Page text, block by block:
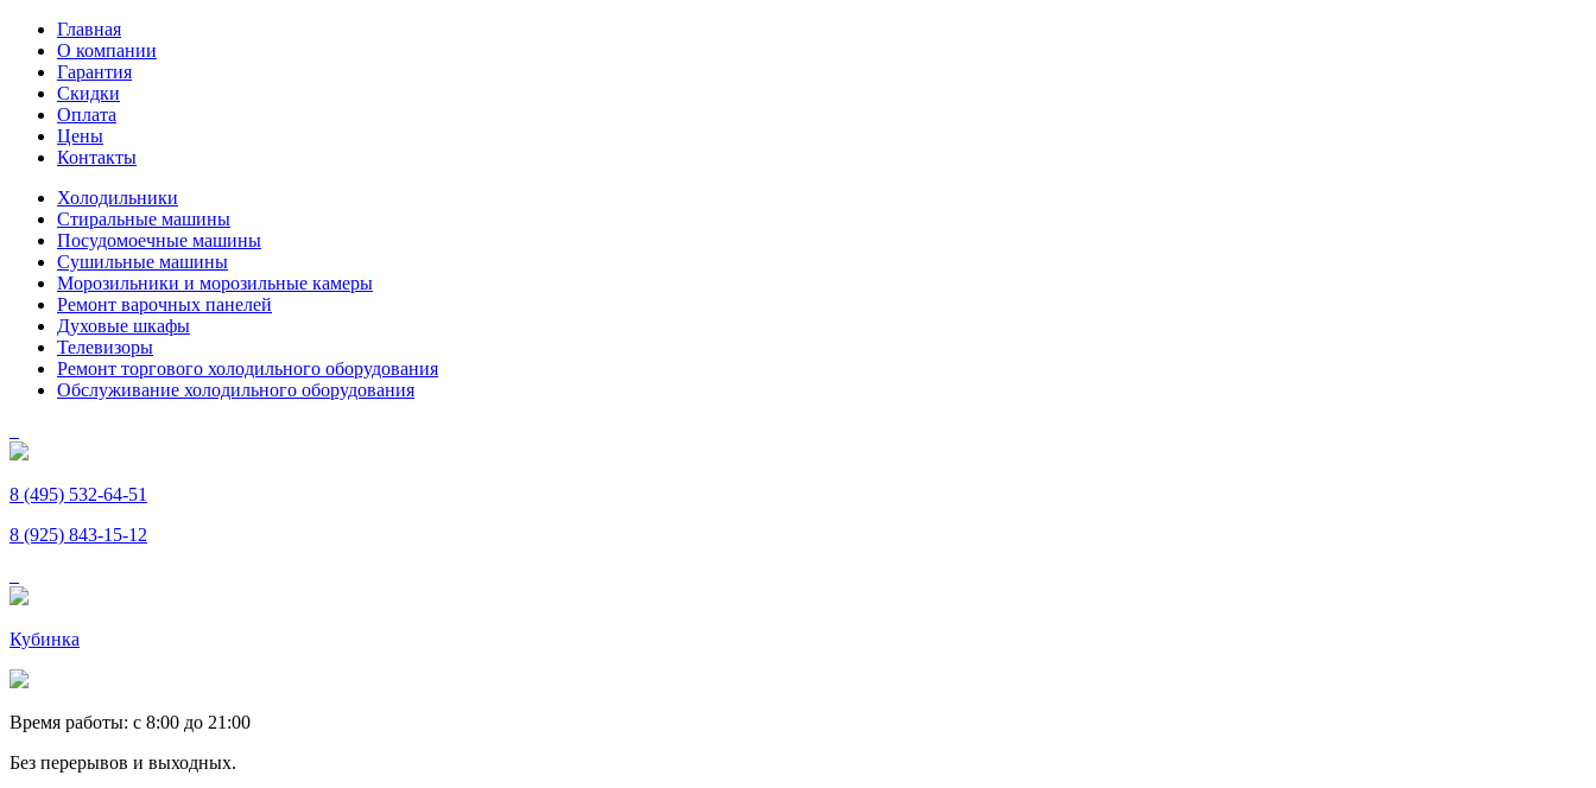
Главная
О компании
Гарантия
Скидки
Оплата
Цены
Контакты
Холодильники
Стиральные машины
Посудомоечные машины
Сушильные машины
Морозильники и морозильные камеры
Ремонт варочных панелей
Духовые шкафы
Телевизоры
Ремонт торгового холодильного оборудования
Обслуживание холодильного оборудования
8 (495) 532-64-51
8 (925) 843-15-12
Кубинка
Время работы: c 8:00 до 21:00
Без перерывов и выходных.